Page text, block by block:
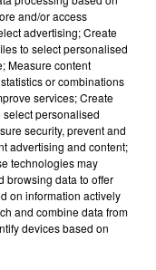
contraint de
and/or access
advertising; Create
to select personalised
Measure content
or combinations
services; Create
personalised
security, prevent and
advertising and content;
technologies may
browsing data to offer
on information actively
and combine data from
devices based on